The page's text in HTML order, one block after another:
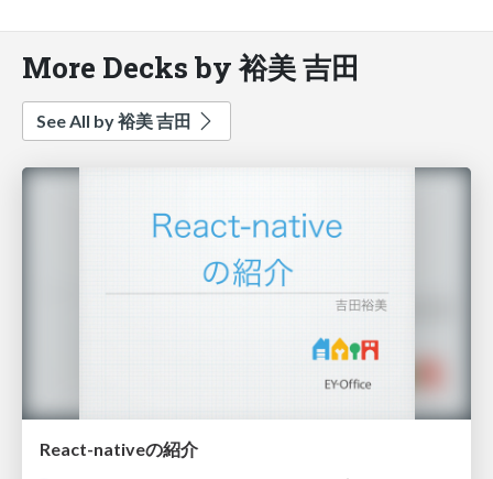
More Decks by 裕美 吉田
See All by 裕美 吉田
React-nativeの紹介